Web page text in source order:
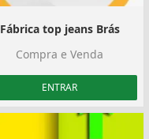
Fábrica top jeans Brás
Compra e Venda
ENTRAR